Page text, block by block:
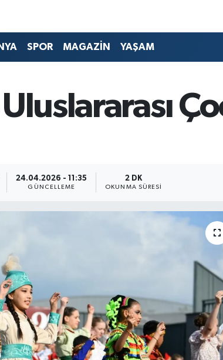
SPOR MAGAZİN YAŞAM
24.04.2026 - 11:35
GÜNCELLEME
2 DK
OKUNMA SÜRESI